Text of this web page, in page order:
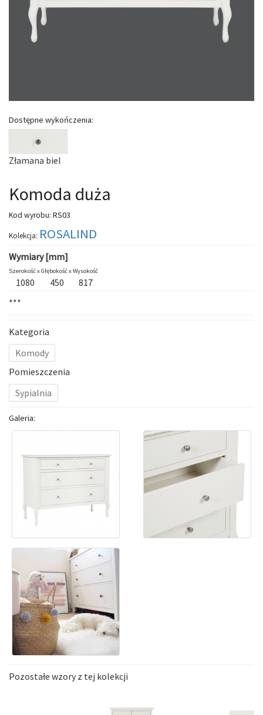
Dostępne wykończenia:
Złamana biel
Komoda duża
Kod wyrobu: RS03
Kolekcja: ROSALIND
Wymiary [mm]
Szerokość xGłębokość xWysokość
1080 450
817
***
Kategoria
Komody
Pomieszczenia
Sypialnia
Galeria:
Pozostałe wzory z tej kolekcji